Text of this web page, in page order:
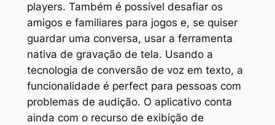
players. Também é possível desafiar os
amigos e familiares para jogos e, se quiser
guardar uma conversa, usar a ferramenta
nativa de gravação de tela. Usando a
tecnologia de conversão de voz em texto, a
funcionalidade é perfect para pessoas com
problemas de audição. O aplicativo conta
ainda com o recurso de exibição de